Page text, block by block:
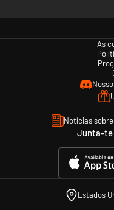
As
Notícias
Junta-te
Estados